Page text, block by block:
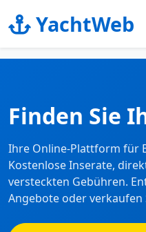
YachtWeb
Finden Sie
Ihre Online-Plattform für
Kostenlose Inserate,
versteckten Gebühren.
Angebote oder verkaufen